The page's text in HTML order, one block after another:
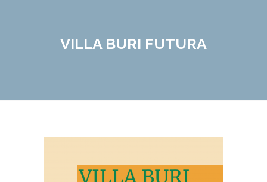
VILLA BURI FUTURA